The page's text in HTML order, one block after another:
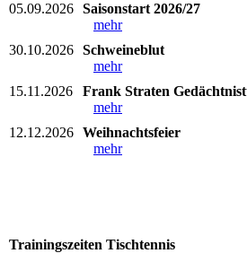
05.09.2026 Saisonstart 2026/27
mehr
30.10.2026 Schweineblut
mehr
15.11.2026
Frank Straten
mehr
12.12.2026 Weihnachtsfeier
mehr
Trainingszeiten Tischtennis